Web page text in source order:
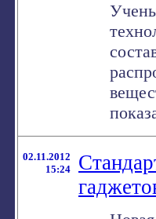
02.11.2012
15:24